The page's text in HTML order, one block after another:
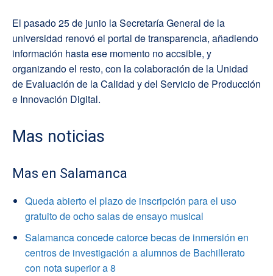
El pasado 25 de junio la Secretaría General de la
universidad renovó el portal de transparencia, añadiendo
información hasta ese momento no accsible, y
organizando el resto, con la colaboración de la Unidad
de Evaluación de la Calidad y del Servicio de Producción
e Innovación Digital.
Mas noticias
Mas en Salamanca
Queda abierto el plazo de inscripción para el uso
gratuito de ocho salas de ensayo musical
Salamanca concede catorce becas de inmersión en
centros de investigación a alumnos de Bachillerato
con nota superior a 8